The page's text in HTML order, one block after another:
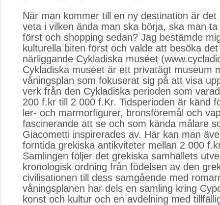
När man kommer till en ny destination är
veta i vilken ända man ska börja, ska man
först och shopping sedan? Jag bestämde
kulturella biten först och valde att besöka
närliggande Cykladiska muséet
Cykladiska muséet är ett privatägt museum
våningsplan som fokuserat sig på att visa
verk från den Cykladiska perioden som
200 f.kr till 2 000 f.Kr. Tidsperioden är känd
ler- och marmorfigurer, bronsföremål och
fascinerande att se och som kända målare
Giacometti inspirerades av. Här kan man
forntida grekiska antikviteter mellan 2 000
Samlingen följer det grekiska samhällets
kronologisk ordning från födelsen av den
civilisationen till dess samgående med
våningsplanen har dels en samling kring
konst och kultur och en avdelning med